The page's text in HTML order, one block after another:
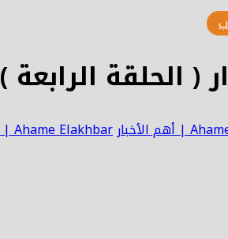
( الحلقة الرابعة )
Ahame Elakhbar | أهم الأخبار